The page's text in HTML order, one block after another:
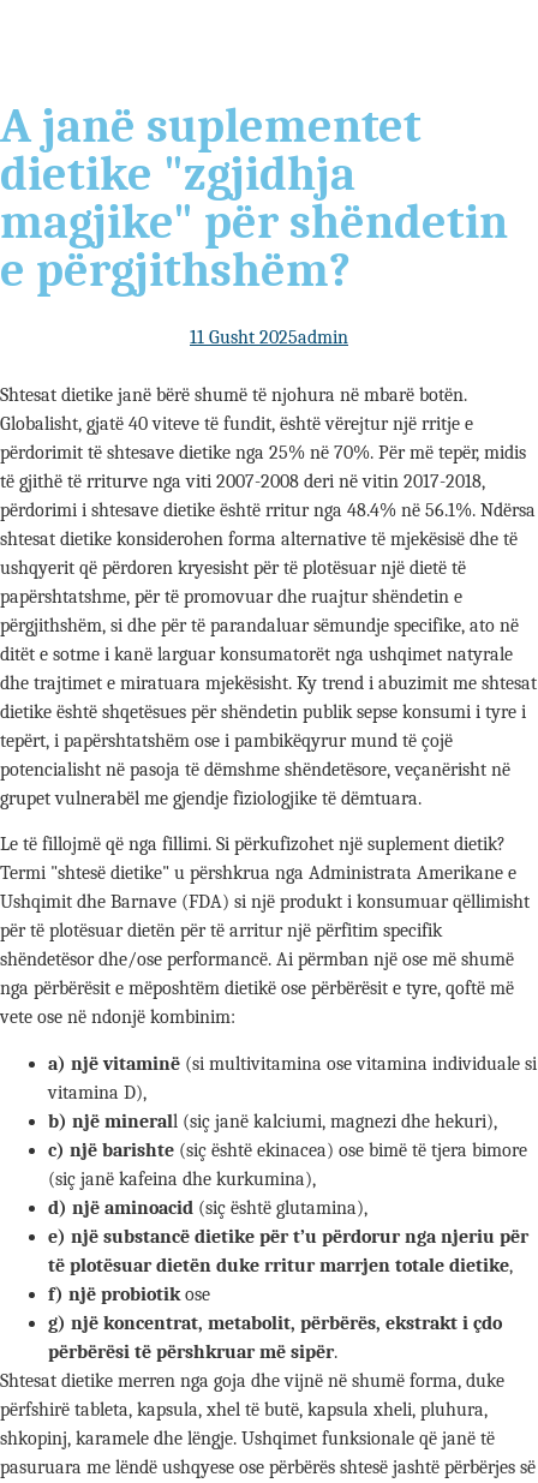
A janë suplementet
dietike "zgjidhja
magjike" për shëndetin
e përgjithshëm?
11 Gusht 2025admin
Shtesat dietike janë bërë shumë të njohura në mbarë botën.
Globalisht, gjatë 40 viteve të fundit, është vërejtur një rritje e
përdorimit të shtesave dietike nga 25% në 70%. Për më tepër, midis
të gjithë të rriturve nga viti 2007-2008 deri në vitin 2017-2018,
përdorimi i shtesave dietike është rritur nga 48.4% në 56.1%. Ndërsa
shtesat dietike konsiderohen forma alternative të mjekësisë dhe të
ushqyerit që përdoren kryesisht për të plotësuar një dietë të
papërshtatshme, për të promovuar dhe ruajtur shëndetin e
përgjithshëm, si dhe për të parandaluar sëmundje specifike, ato në
ditët e sotme i kanë larguar konsumatorët nga ushqimet natyrale
dhe trajtimet e miratuara mjekësisht. Ky trend i abuzimit me shtesat
dietike është shqetësues për shëndetin publik sepse konsumi i tyre i
tepërt, i papërshtatshëm ose i pambikëqyrur mund të çojë
potencialisht në pasoja të dëmshme shëndetësore, veçanërisht në
grupet vulnerabël me gjendje fiziologjike të dëmtuara.
Le të fillojmë që nga fillimi. Si përkufizohet një suplement dietik?
Termi "shtesë dietike" u përshkrua nga Administrata Amerikane e
Ushqimit dhe Barnave (FDA) si një produkt i konsumuar qëllimisht
për të plotësuar dietën për të arritur një përfitim specifik
shëndetësor dhe/ose performancë. Ai përmban një ose më shumë
nga përbërësit e mëposhtëm dietikë ose përbërësit e tyre, qoftë më
vete ose në ndonjë kombinim:
a) një vitaminë (si multivitamina ose vitamina individuale si
vitamina D),
b) një minerall (siç janë kalciumi, magnezi dhe hekuri),
c) një barishte (siç është ekinacea) ose bimë të tjera bimore
(siç janë kafeina dhe kurkumina),
d) një aminoacid (siç është glutamina),
e) një substancë dietike për t’u përdorur nga njeriu për
të plotësuar dietën duke rritur marrjen totale dietike,
f) një probiotikose
g) një koncentrat, metabolit, përbërës, ekstrakt i çdo
përbërësi të përshkruar më sipër.
Shtesat dietike merren nga goja dhe vijnë në shumë forma, duke
përfshirë tableta, kapsula, xhel të butë, kapsula xheli, pluhura,
shkopinj, karamele dhe lëngje. Ushqimet funksionale që janë të
pasuruara me lëndë ushqyese ose përbërës shtesë jashtë përbërjes së